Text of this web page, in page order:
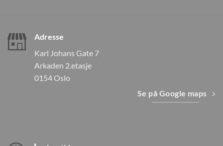
Adresse
Karl Johans Gate 7
Arkaden 2.etasje
0154 Oslo
Se på Google maps